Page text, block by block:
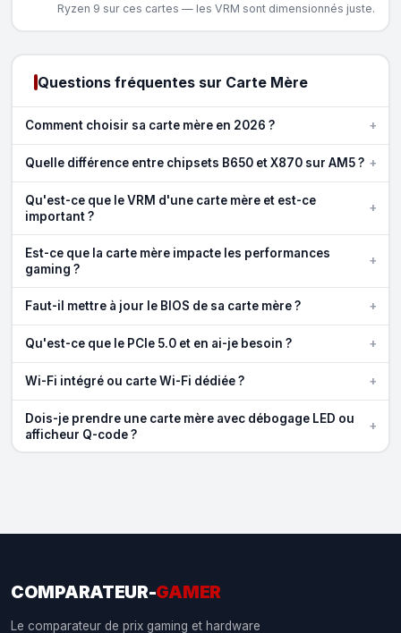
Ryzen 9 sur ces cartes — les VRM sont dimensionnés juste.
Questions fréquentes sur Carte Mère
Comment choisir sa carte mère en 2026 ? +
Quelle différence entre chipsets B650 et X870 sur AM5 ? +
Qu'est-ce que le VRM d'une carte mère et est-ce
important ?
+
Est-ce que la carte mère impacte les performances
gaming ?
+
Faut-il mettre à jour le BIOS de sa carte mère ? +
Qu'est-ce que le PCIe 5.0 et en ai-je besoin ? +
Wi-Fi intégré ou carte Wi-Fi dédiée ? +
Dois-je prendre une carte mère avec débogage LED ou
afficheur Q-code ?
+
COMPARATEUR-GAMER
Le comparateur de prix gaming et hardware